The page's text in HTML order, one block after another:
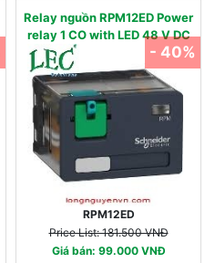
Relay nguồn RPM12ED Power
relay 1 CO with LED 48 V DC
RPM12ED
Price List: 181.500 VNĐ
Giá bán: 99.000 VNĐ
- 40%